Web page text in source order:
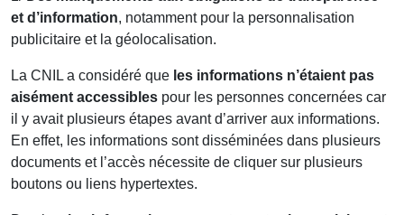
et d’information, notamment pour la personnalisation
publicitaire et la géolocalisation.
La CNIL a considéré que les informations n’étaient pas
aisément accessibles pour les personnes concernées car
il y avait plusieurs étapes avant d’arriver aux informations.
En effet, les informations sont disséminées dans plusieurs
documents et l’accès nécessite de cliquer sur plusieurs
boutons ou liens hypertextes.